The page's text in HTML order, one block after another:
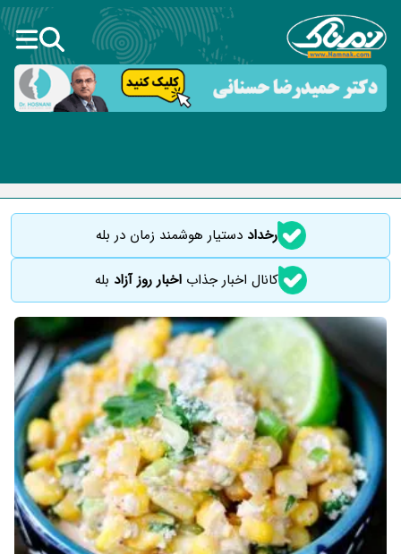
رخداددستیار هوشمند زمان در بله
کانال اخبار جذاباخبار روز آزاد بله